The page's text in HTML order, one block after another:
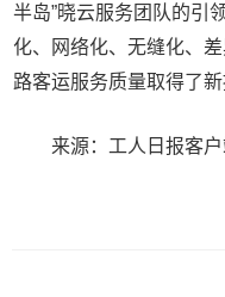
半岛”晓云服务团队的引
化、网络化、无缝化、
路客运服务质量取得了新
来源：工人日报客